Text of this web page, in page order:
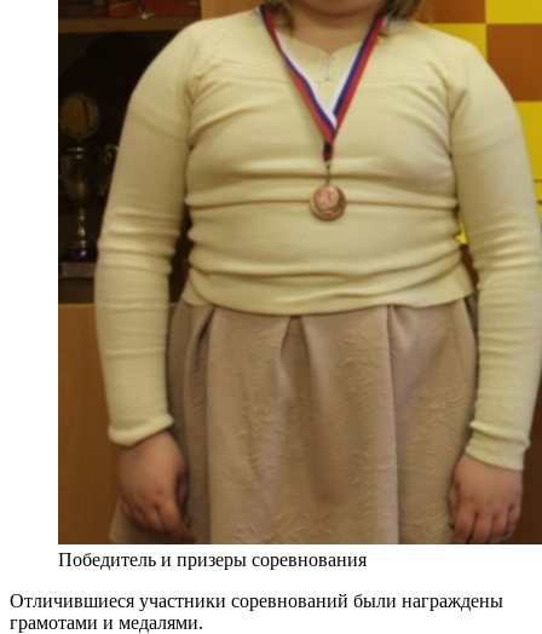
Победитель и призеры соревнования
Отличившиеся участники соревнований были награждены
грамотами и медалями.